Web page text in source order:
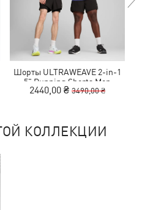
Шорты ULTRAWEAVE 2-in-1
5" Running Shorts Men
2440,00 ₴ 3490,00 ₴
КОЛЛЕКЦИИ